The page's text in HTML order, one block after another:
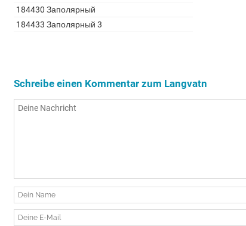
184430 Заполярный
184433 Заполярный 3
Schreibe einen Kommentar zum Langvatn